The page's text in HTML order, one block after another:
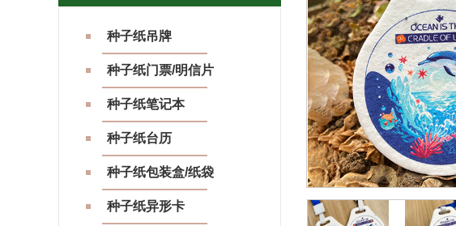
种子纸吊牌
种子纸门票/明信片
种子纸笔记本
种子纸台历
种子纸包装盒/纸袋
种子纸异形卡